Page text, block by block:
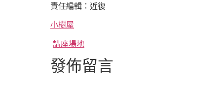
責任編輯：近復
小樹屋
講座場地
發佈留言